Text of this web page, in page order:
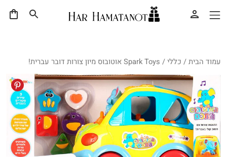
עמוד הבית/ כללי/ Spark Toys אוטובוס מיון צורות דובר עברית!